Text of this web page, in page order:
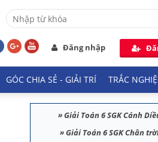
Đăng nhập
GÓC CHIA SẺ - GIẢI TRÍ TRẮC
»Giải Toán 6 SGK Cánh
»Giải Toán 6 SGK Chân